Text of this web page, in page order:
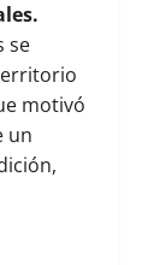
se
motivó
un